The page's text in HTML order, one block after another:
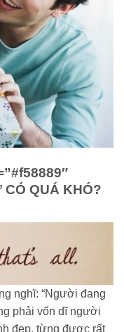
CÓ QUÁ KHÓ?
nghĩ: “Người đang
phải vốn dĩ người
đẹp, từng được rất